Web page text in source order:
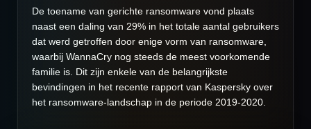
De toename van gerichte ransomware vond plaats
naast een daling van 29% in het totale aantal gebruikers
dat werd getroffen door enige vorm van ransomware,
waarbij WannaCry nog steeds de meest voorkomende
familie is. Dit zijn enkele van de belangrijkste
bevindingen in het recente rapport van Kaspersky over
het ransomware-landschap in de periode 2019-2020.